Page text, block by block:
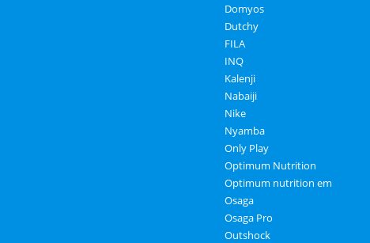
Domyos
Dutchy
FILA
INQ
Kalenji
Nabaiji
Nike
Nyamba
Only Play
Optimum Nutrition
Optimum nutrition em
Osaga
Osaga Pro
Outshock